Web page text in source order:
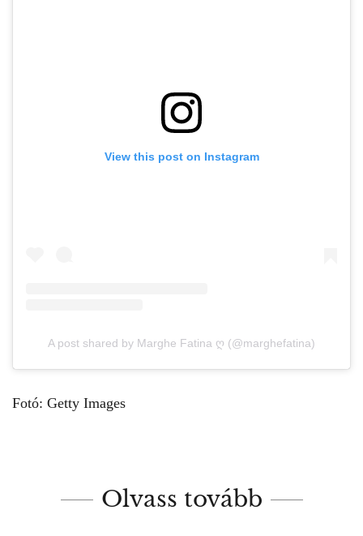
View this post on Instagram
A post shared by Marghe Fatina ღ (@marghefatina)
Fotó: Getty Images
Olvass tovább